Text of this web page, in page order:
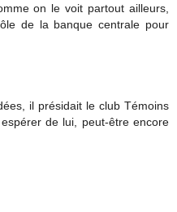
on le voit partout ailleurs,
de la banque centrale pour
il présidait le club Témoins
de lui, peut-être encore